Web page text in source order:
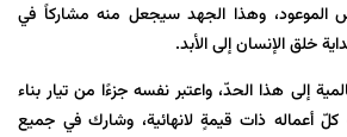
الموعود، وهذا الجهد سيجعل منه مشاركاً في
خلق الإنسان إلى الأبد.
إلى هذا الحدّ، واعتبر نفسه جزءًا من تيار بناء
أعماله ذات قيمةٍ لانهائية، وشارك في جميع